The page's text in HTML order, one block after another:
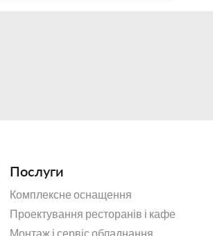
Послуги
Комплексне оснащення
Проектування ресторанів і кафе
Монтаж і сервіс обладнання